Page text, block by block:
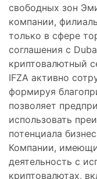
свободных зон
компании,
только в сфере
соглашения с
криптовалютный
IFZA активно
формируя
позволяет
использовать
потенциала
Компании,
деятельность с
криптовалютах,